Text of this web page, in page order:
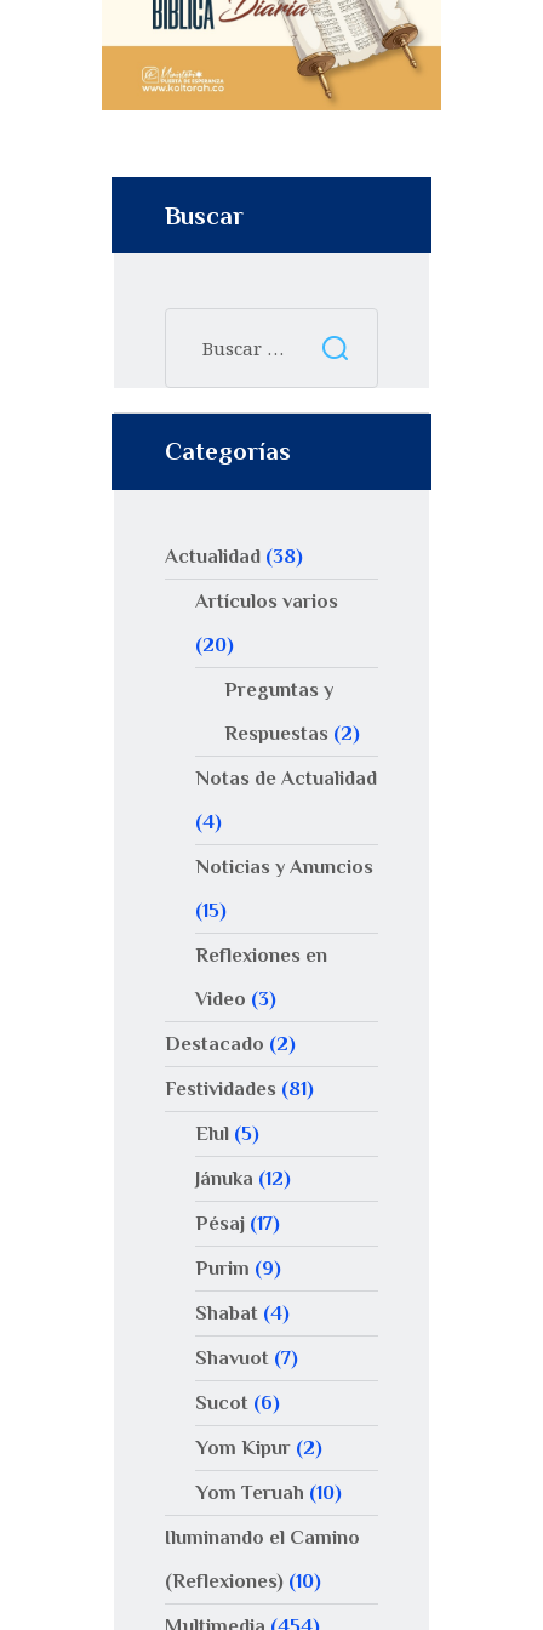
Buscar
Categorías
Actualidad (38)
Artículos varios
(20)
Preguntas y
Respuestas (2)
Notas de Actualidad
(4)
Noticias y Anuncios
(15)
Reflexiones en
Video (3)
Destacado (2)
Festividades (81)
Elul(5)
Jánuka (12)
Pésaj(17)
Purim (9)
Shabat(4)
Shavuot(7)
Sucot(6)
Yom Kipur(2)
Yom Teruah (10)
Iluminando el Camino
(Reflexiones) (10)